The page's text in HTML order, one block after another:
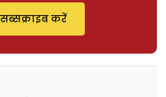
सब्सक्राइब करें